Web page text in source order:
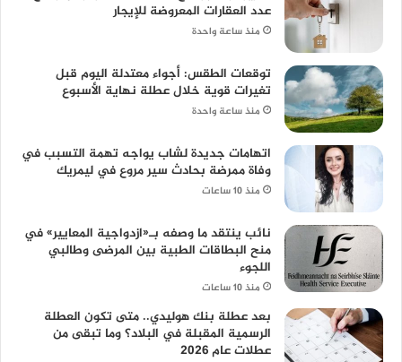
عدد العقارات المعروضة للإيجار
منذ ساعة واحدة
توقعات الطقس: أجواء معتدلة اليوم قبل
تغيرات قوية خلال عطلة نهاية الأسبوع
منذ ساعة واحدة
اتهامات جديدة لشاب يواجه تهمة التسبب في
وفاة ممرضة بحادث سير مروع في ليمريك
منذ 10 ساعات
نائب ينتقد ما وصفه بـ«ازدواجية المعايير» في
منح البطاقات الطبية بين المرضى وطالبي
اللجوء
منذ 10 ساعات
بعد عطلة بنك هوليدي.. متى تكون العطلة
الرسمية المقبلة في البلاد؟ وما تبقى من
عطلات عام 2026